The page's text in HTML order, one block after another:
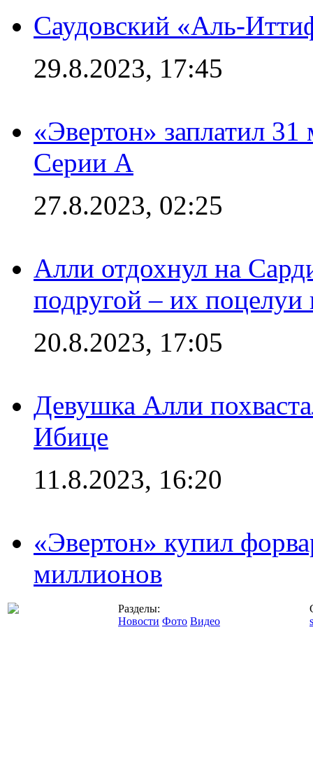
Саудовский «Аль-
29.8.2023, 17:45
«Эвертон» заплатил
Серии А
27.8.2023, 02:25
Алли отдохнул на
подругой – их поцелуи
20.8.2023, 17:05
Девушка Алли
Ибице
11.8.2023, 16:20
«Эвертон» купил
миллионов
Разделы:
Новости Фото Видео